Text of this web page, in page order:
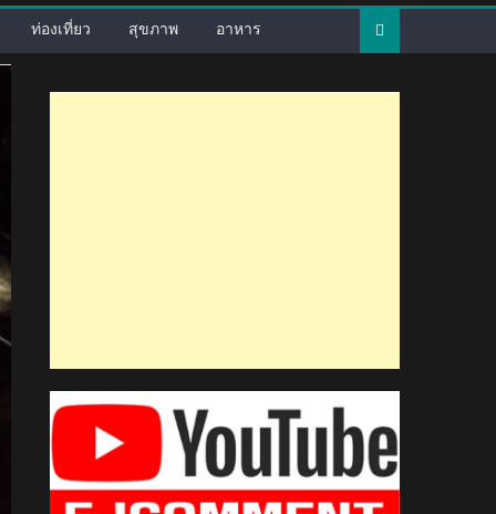
ท่องเที่ยว สุขภาพ อาหาร